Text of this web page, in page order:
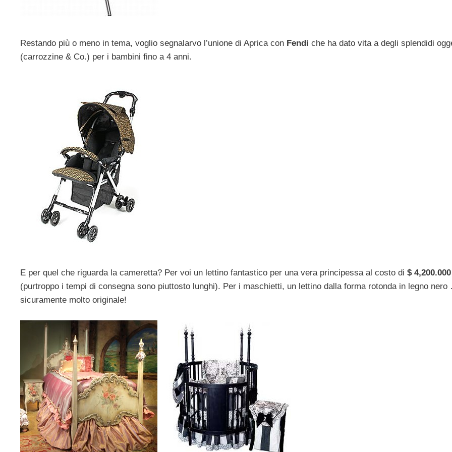
Restando più o meno in tema, voglio segnalarvo l’unione di Aprica con Fendi che ha dato vita a degli splendidi
(carrozzine & Co.) per i bambini fino a 4 anni.
E per quel che riguarda la cameretta? Per voi un lettino fantastico per una vera principessa al costo di $ 4,200.000
(purtroppo i tempi di consegna sono piuttosto lunghi). Per i maschietti, un lettino dalla forma rotonda in legno
sicuramente molto originale!